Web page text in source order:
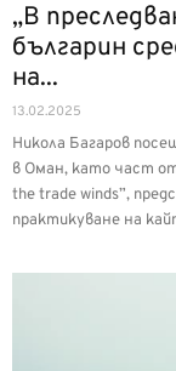
„В
българин
на...
13.02.2025
Никола Багаров
в Оман, като част
the trade winds”,
практикуване на